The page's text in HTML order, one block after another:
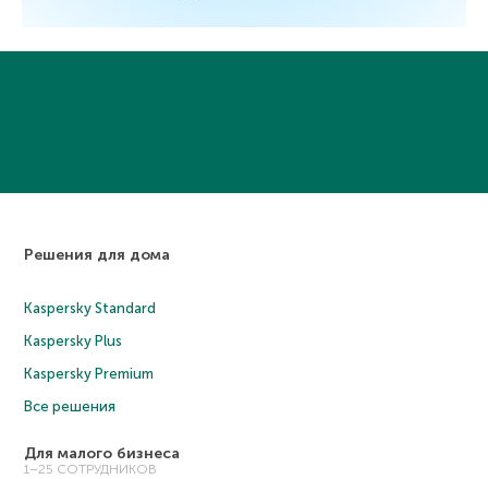
Решения для дома
Kaspersky Standard
Kaspersky Plus
Kaspersky Premium
Все решения
Для малого бизнеса
1–25 СОТРУДНИКОВ